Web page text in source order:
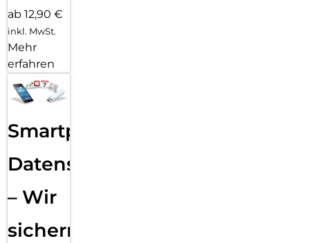
ab 12,90 €
inkl. MwSt.
Mehr
erfahren
Smartphone
Datensicherung
– Wir
sichern